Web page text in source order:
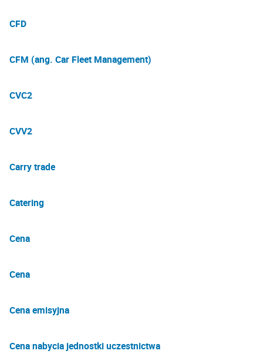
CFD
CFM (ang. Car Fleet Management)
CVC2
CVV2
Carry trade
Catering
Cena
Cena
Cena emisyjna
Cena nabycia jednostki uczestnictwa